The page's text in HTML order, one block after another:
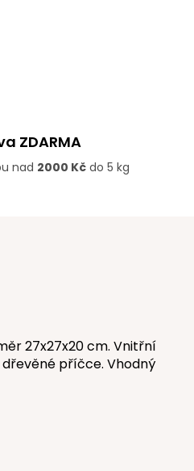
ZDARMA
nad 2000 Kč do 5 kg
27x27x20 cm. Vnitřní
příčce. Vhodný